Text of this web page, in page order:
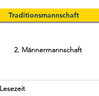
Traditionsmannschaft
2. Männermannschaft
E-Jugend